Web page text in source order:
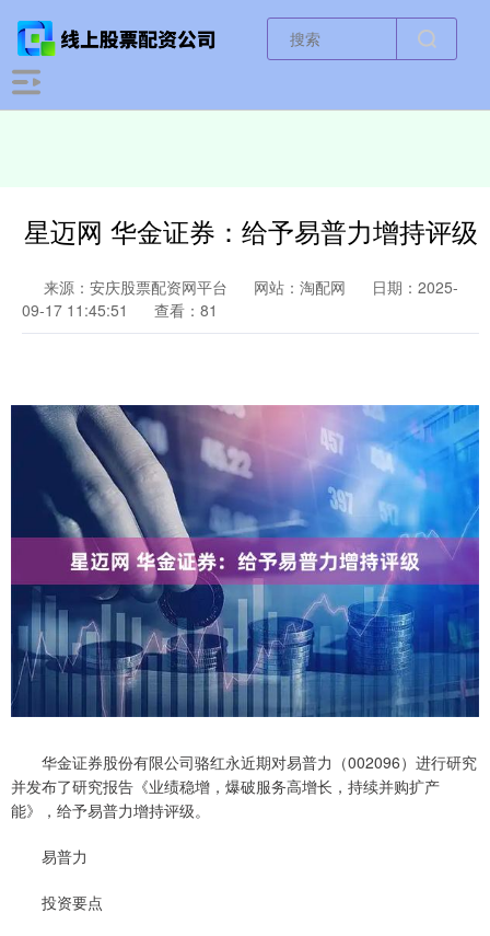
星迈网 华金证券：给予易普力增持评级
来源：安庆股票配资网平台 网站：淘配网
日期：2025-
09-17 11:45:51
查看：81
华金证券股份有限公司骆红永近期对易普力（002096）进行研究
并发布了研究报告《业绩稳增，爆破服务高增长，持续并购扩产
能》，给予易普力增持评级。
易普力
投资要点